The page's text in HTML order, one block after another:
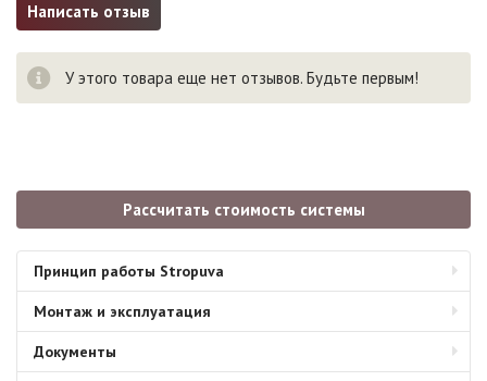
Написать отзыв
У этого товара еще нет отзывов. Будьте первым!
Рассчитать стоимость системы
Принцип работы Stropuva
Монтаж и эксплуатация
Документы